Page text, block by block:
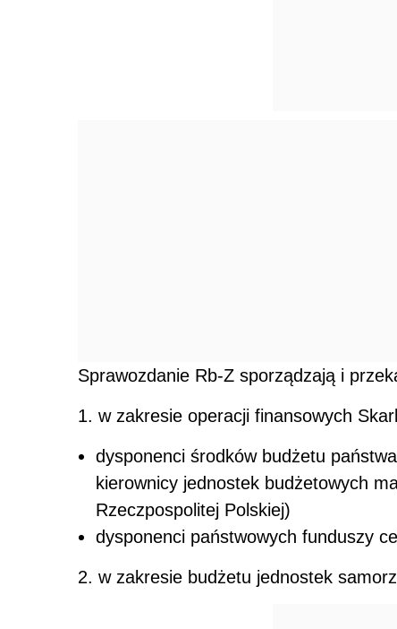
Sprawozdanie Rb-Z sporządzają i
1. w zakresie operacji finansowych
dysponenci środków budżetu
kierownicy jednostek budżetowych
Rzeczpospolitej Polskiej)
dysponenci państwowych funduszy
2. w zakresie budżetu jednostek